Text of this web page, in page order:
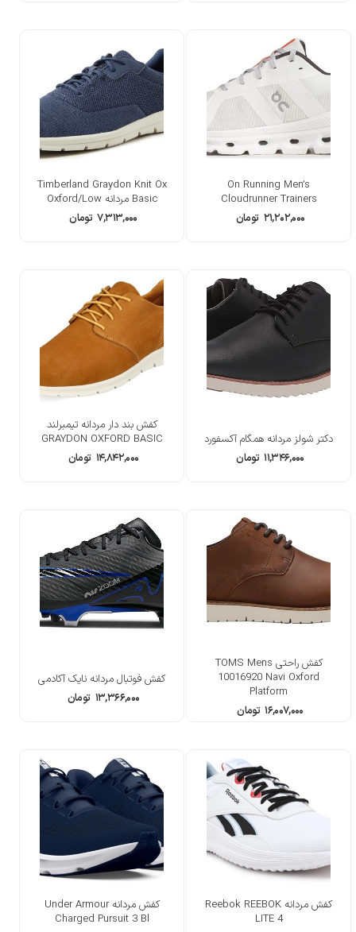
On Running Men’s
Cloudrunner Trainers
۲۱,۲۰۲,۰۰۰ تومان
Timberland Graydon Knit Ox
Basic مردانه Oxford/Low
۷,۳۱۳,۰۰۰ تومان
دکتر شولز مردانه همگام آکسفورد
۱۱,۳۴۶,۰۰۰ تومان
کفش بند دار مردانه تیمبرلند
GRAYDON OXFORD BASIC
۱۴,۸۴۲,۰۰۰ تومان
کفش راحتی TOMS Mens
10016920 Navi Oxford
Platform
۱۶,۰۰۷,۰۰۰ تومان
کفش فوتبال مردانه نایک آکادمی
۱۳,۳۶۶,۰۰۰ تومان
کفش مردانه Reebok REEBOK
LITE 4
کفش مردانه Under Armour
Charged Pursuit 3 Bl